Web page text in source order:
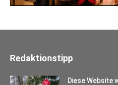
Redaktionstipp
Diese Website